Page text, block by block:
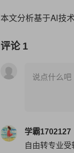
本文分析基于AI技
评论 1
说点什么吧
学霸1702127
自由转专业